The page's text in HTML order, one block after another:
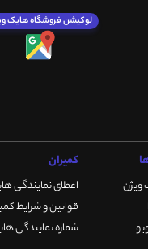
لوکیشن فروشگاه هایک
ویژن
کمیران
اعطای نمایندگی
قوانین و شرایط
شماره نمایندگی